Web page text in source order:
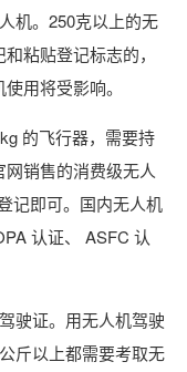
机。250克以上的无
粘贴登记标志的，
用将受影响。
的飞行器，需要持
销售的消费级无人
记即可。国内无人机
认证、 ASFC 认
驶证。用无人机驾驶
斤以上都需要考取无